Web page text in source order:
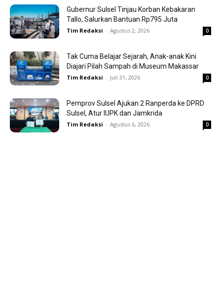
Gubernur Sulsel Tinjau Korban Kebakaran
Tallo, Salurkan Bantuan Rp795 Juta
Tim Redaksi - Agustus 2, 2026 0
Tak Cuma Belajar Sejarah, Anak-anak Kini
Diajari Pilah Sampah di Museum Makassar
Tim Redaksi - Juli 31, 2026 0
Pemprov Sulsel Ajukan 2 Ranperda ke DPRD
Sulsel, Atur IUPK dan Jamkrida
Tim Redaksi - Agustus 6, 2026 0